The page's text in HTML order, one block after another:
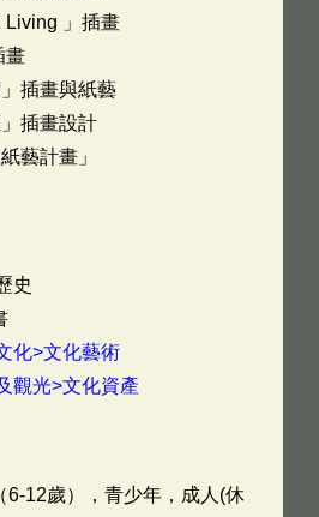
Living 」插畫
畫
插畫與紙藝
插畫設計
藝計畫」
史
化>文化藝術
觀光>文化資產
6-12歲），青少年，成人(休